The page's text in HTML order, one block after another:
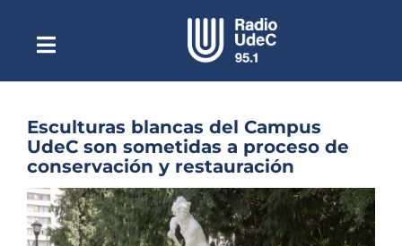
contenidoToggle
NavigationEscuchar Radio UdeC en vivo
Quiénes Somos
Programación
Podcast
Noticias
Esculturas blancas del Campus
UdeC son sometidas a proceso de
conservación y restauración
Ver
imagen
más